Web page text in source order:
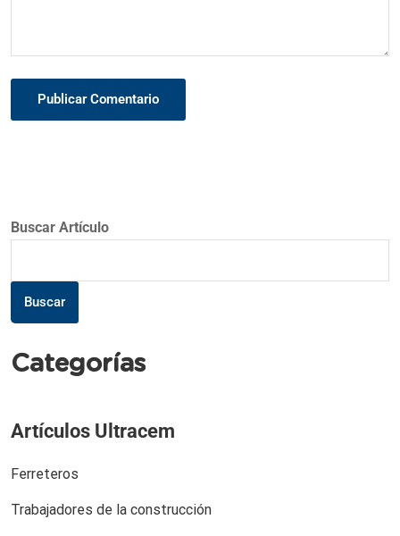
Publicar Comentario
Buscar Artículo
Buscar
Categorías
Artículos Ultracem
Ferreteros
Trabajadores de la construcción